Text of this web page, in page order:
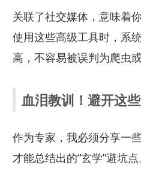
关联了社交媒体，意味着
使用这些高级工具时，系
高，不容易被误判为爬虫或
血泪教训！避开这
作为专家，我必须分享一
才能总结出的“玄学”避坑点